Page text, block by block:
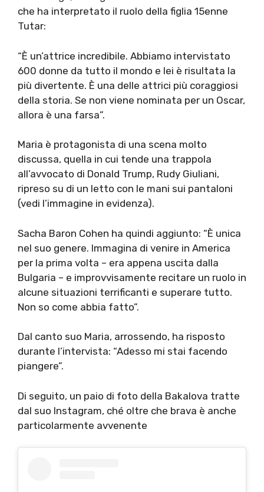
che ha interpretato il ruolo della figlia 15enne
Tutar:
“È un’attrice incredibile. Abbiamo intervistato
600 donne da tutto il mondo e lei è risultata la
più divertente. È una delle attrici più coraggiosi
della storia. Se non viene nominata per un Oscar,
allora è una farsa”.
Maria è protagonista di una scena molto
discussa, quella in cui tende una trappola
all’avvocato di Donald Trump, Rudy Giuliani,
ripreso su di un letto con le mani sui pantaloni
(vedi l’immagine in evidenza).
Sacha Baron Cohen ha quindi aggiunto: “È unica
nel suo genere. Immagina di venire in America
per la prima volta – era appena uscita dalla
Bulgaria – e improvvisamente recitare un ruolo in
alcune situazioni terrificanti e superare tutto.
Non so come abbia fatto”.
Dal canto suo Maria, arrossendo, ha risposto
durante l’intervista: “Adesso mi stai facendo
piangere”.
Di seguito, un paio di foto della Bakalova tratte
dal suo Instagram, ché oltre che brava è anche
particolarmente avvenente